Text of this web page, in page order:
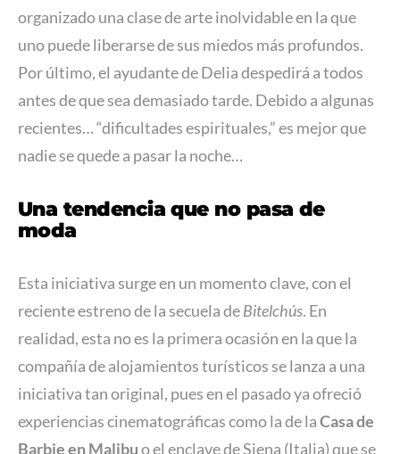
organizado una clase de arte inolvidable en la que
uno puede liberarse de sus miedos más profundos.
Por último, el ayudante de Delia despedirá a todos
antes de que sea demasiado tarde. Debido a algunas
recientes… “dificultades espirituales,” es mejor que
nadie se quede a pasar la noche…
Una tendencia que no pasa de
moda
Esta iniciativa surge en un momento clave, con el
reciente estreno de la secuela deBitelchús. En
realidad, esta no es la primera ocasión en la que la
compañía de alojamientos turísticos se lanza a una
iniciativa tan original, pues en el pasado ya ofreció
experiencias cinematográficas como la de laCasa de
Barbie en Malibuo el enclave de Siena (Italia) que se